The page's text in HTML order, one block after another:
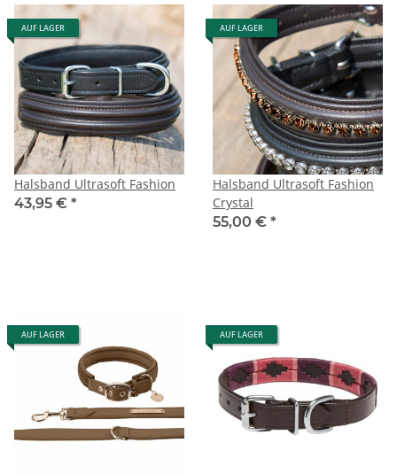
AUF LAGER
Halsband Ultrasoft Fashion
43,95 € *
AUF LAGER
Halsband Ultrasoft Fashion
Crystal
55,00 € *
AUF LAGER AUF LAGER